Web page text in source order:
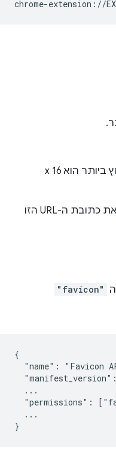
הגודל של סמל האתר. הגודל הנפוץ ביותר הוא 16 x
בשלבים הבאים מוסבר איך ליצור את כתובת ה-URL הזו
"favicon"
{
"name": "Favicon
  ...
"permissions":
  ...